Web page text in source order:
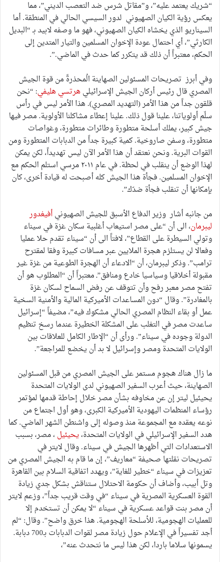
“شريك يعتمد عليه”، و”مقاتل شرس ضد التعصب الديني”، مما
يعكس رؤية ‎الكيان الصهيوني لدور السيسي الحالي في المنطقة. أما
السيناريو الذي يخشاه الكيان الصهيوني، فهو ما وصفه لابيد بـ “البديل
الكارثي”، أي احتمال عودة الإخوان المسلمين والتيار المتدين إلى
الحكم، معتبراً أن ذلك قد يتكرر كما حدث في الماضي.”.
وفي أبرز تصريحات المسئولين الصهاينة الُمحذرةً من قوة الجيش
المصري قال رئيس أركان الجيش الإسرائيلي هرتسي هليفي: “نحن
قلقون جداً من هذا الأمر (التهديد المصري). هذا الأمر ليس في رأس
سلّم أولوياتنا، علينا قول ذلك. علينا إعطاء مشاكلنا الأولوية. مصر فيها
جيش كبير، يملك أسلحة متطورة وطائرات متطورة، وغواصات
متطورة، وسفن صاروخية. كمية كبيرة جداً من الدبابات المتطورة ومن
القوات البرية. ونحن نعتقد أن هذا الأمر الآن ليس تهديداً، لكن يمكن
لهذا الوضع أن ينقلب في لحظة. في عام ٢٠١١ مرسي استلم الحكم مع
الإخوان المسلمين. فجأة هذا الجيش كله أصبحت له قيادة أخرى، كان
بإمكانها أن تنقلب فجأة ضدّك”.
من جانبه أشار وزير الدفاع الأسبق للجيش الصهيونيأفيغدور
ليبرمان، الى أن “على مصر استيعاب أغلبية سكان غزة في سيناء
وتولي السيطرة على القطاع”، لافتاً الى أن “سيناء تقدم حلا عمليا
وفعالا لن يستلزم هجرة الملايين عبر مسافات كبيرة وفقا لمقترح
ترامب”. وذكر ليبرمان، أن “الادعاء أن الهجرة الطوعية من غزة غير
مقبولة أخلاقيا وسياسيا خادع ومنافق”ـ معتبراً أن “المطلوب هو أن
تفتح مصر معبر رفح وأن تتوقف عن رفض السماح لسكان غزة
بالمغادرة”. وقال “دون المساعدات الأميركية المالية والأمنية السخية
عمل أو بقاء النظام المصري الحالي مشكوك فيه”، مضيفاً “إسرائيل
ساعدت مصر في التغلب على المشكلة الخطيرة عندما رسخ تنظيم
الدولة وجوده في سيناء”. ورأى أن “الإطار الكامل للعلاقات بين
الولايات المتحدة ومصر وإسرائيل لا بد أن يخضع للمراجعة”.
ما زال هناك هجوم مستمر على الجيش المصري من قبل المسئولين
الصهاينة، حيث أعرب السفير الصهيوني لدى الولايات المتحدة
يحيئيل ليتر إن عن مخاوفه بشأن مصر خلال إحاطة قدمها لمؤتمر
رؤساء المنظمات اليهودية الأميركية الكبرى، وهو أول اجتماع من
نوعه يعقده مع المجموعة منذ وصوله إلى واشنطن الشهر الماضي. كما
هدد السفير الإسرائيلي في الولايات المتحدة،يحيئيل، مصر، بسبب
الاستعدادات التي أظهرها الجيش في سيناء. وقال لايتر في
تصريحات نقلتها صحيفة “معاريف”، إن ما قام به الجيش المصري من
تعزيزات في سيناء “خطير للغاية”، ويهدد اتفاقية السلام بين القاهرة
وتل أبيب، وأضاف أن حكومة الاحتلال ستناقش بشكل جدي زيادة
القوة العسكرية المصرية في سيناء “في وقت قريب جداً”، وزعم لايتر
أن مصر بنت قواعد عسكرية في سيناء “لا يمكن أن تستخدم إلا
للعمليات الهجومية، للأسلحة الهجومية. هذا خرق واضح”. وقال: “لم
أجد تفسيراً في الإعلام حول زيادة مصر لقوات الدبابات بـ700 دبابة.
يسمونها سلاما باردا، لكن هذا ليس ما نتحدث عنه”،